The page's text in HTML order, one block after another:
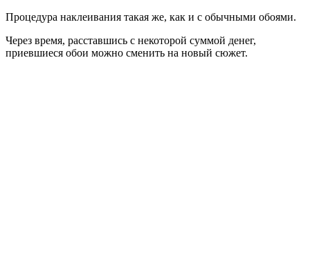
Процедура наклеивания такая же, как и с обычными обоями.
Через время, расставшись с некоторой суммой денег,
приевшиеся обои можно сменить на новый сюжет.